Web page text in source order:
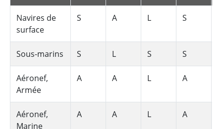
Navires de
surface
S A L S
Sous-marins S L S S
Aéronef,
Armée
A A L A
Aéronef,
Marine
A A L A